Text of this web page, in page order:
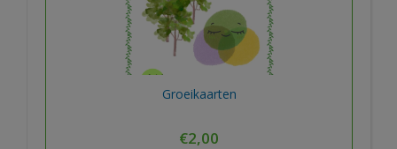
Groeikaarten
€2,00